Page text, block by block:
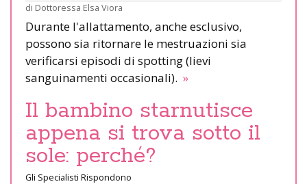
di Dottoressa Elsa Viora
Durante l'allattamento, anche esclusivo,
possono sia ritornare le mestruazioni sia
verificarsi episodi di spotting (lievi
sanguinamenti occasionali). »
Il bambino starnutisce
appena si trova sotto il
sole: perché?
Gli Specialisti Rispondono